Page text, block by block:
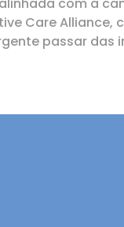
Care Alliance,
passar das